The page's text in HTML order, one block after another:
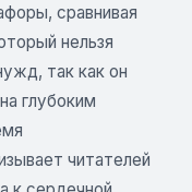
сравнивая
нельзя
так как он
глубоким
читателей